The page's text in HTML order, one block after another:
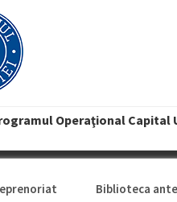
Operaţional Capital
Biblioteca